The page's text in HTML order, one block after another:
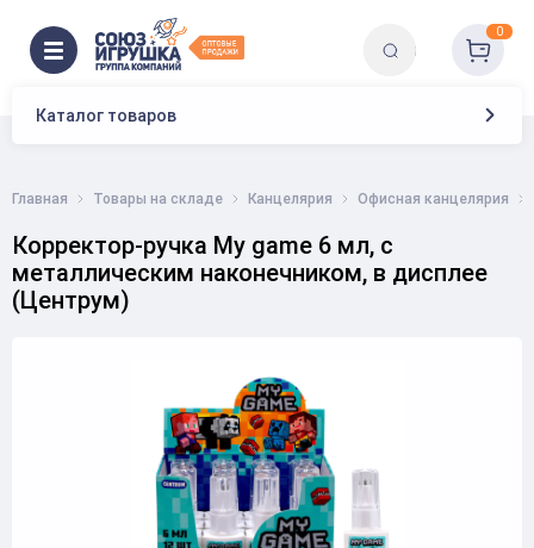
Каталог товаров
0
Главная Товары на складе Канцелярия Офисная канцелярия
Корректор-ручка My game 6 мл, с
металлическим наконечником, в дисплее
(Центрум)